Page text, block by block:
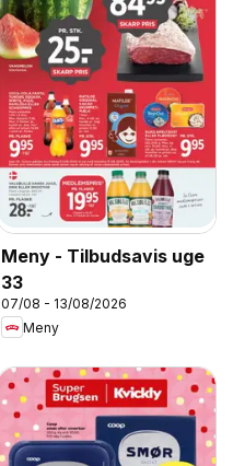
Meny - Tilbudsavis uge
33
07/08 - 13/08/2026
Meny